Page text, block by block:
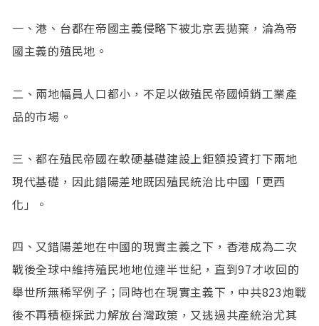
一、港、台都在帝國主義侵略下被北京丟拋棄，淪為帝
國主義的殖民地。
二、兩地幅員人口都小，不足以做殖民帝國傾銷工業產
品的市場。
三、都在殖民帝國在軟硬基礎建設上鉅額投資打下兩地
現代基礎，因此錯陽差地既因殖民統治比中國「更西
化」。
四、又錯陽差地在中國的現實主義之下，香港成為二次
戰後全球中維持殖民地地位達半世紀，直到97才收回的
舉世所無稀罕例子；同時也在現實主義下，中共823炮戰
後不再積極採武力解放台灣政策，又逃過共產統治尤其